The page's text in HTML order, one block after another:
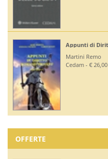
Appunti di
Martini Remo
Cedam - € 26,00
OFFERTE